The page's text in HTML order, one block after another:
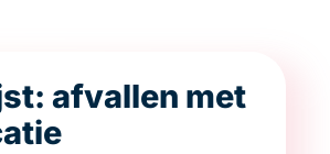
afvallen met